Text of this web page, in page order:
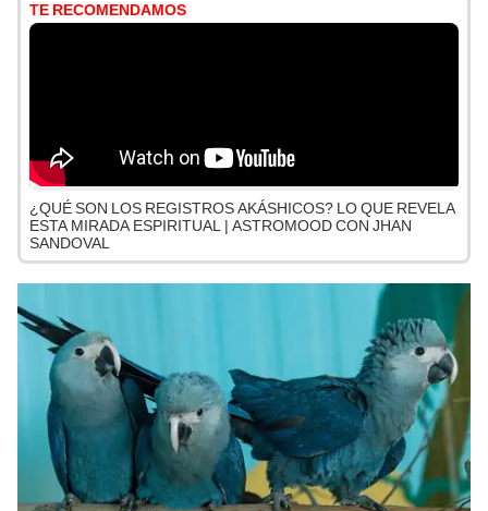
TE RECOMENDAMOS
¿QUÉ SON LOS REGISTROS AKÁSHICOS? LO QUE REVELA
ESTA MIRADA ESPIRITUAL | ASTROMOOD CON JHAN
SANDOVAL